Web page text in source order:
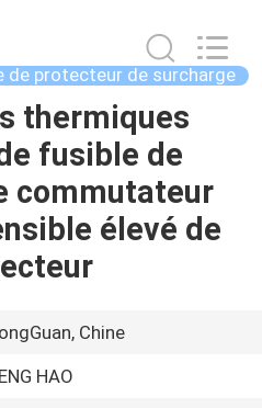
protecteur de surcharge
thermiques
fusible de
commutateur
élevé de
Chine
HAO